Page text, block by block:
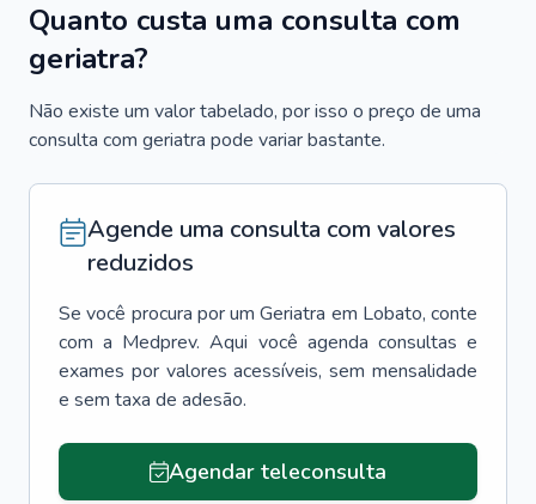
Quanto custa uma consulta com
geriatra?
Não existe um valor tabelado, por isso o preço de uma
consulta com geriatra pode variar bastante.
Agende uma consulta com valores
reduzidos
Se você procura por um Geriatra em Lobato, conte
com a Medprev. Aqui você agenda consultas e
exames por valores acessíveis, sem mensalidade
e sem taxa de adesão.
Agendar teleconsulta